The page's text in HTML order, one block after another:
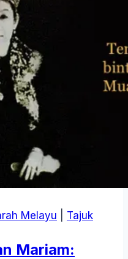
Melayu Tajuk
Mariam: